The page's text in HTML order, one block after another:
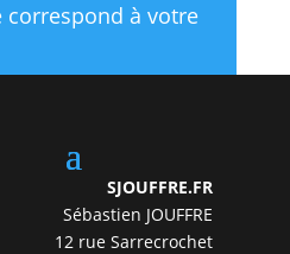
à votre
SJOUFFRE.FR
Sébastien JOUFFRE
12 rue Sarrecrochet